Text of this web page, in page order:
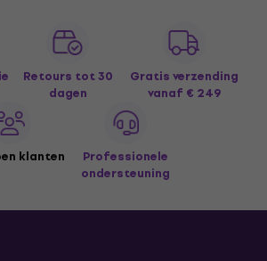
Retours tot 30
dagen
Gratis verzending
vanaf € 249
klanten
Professionele
ondersteuning